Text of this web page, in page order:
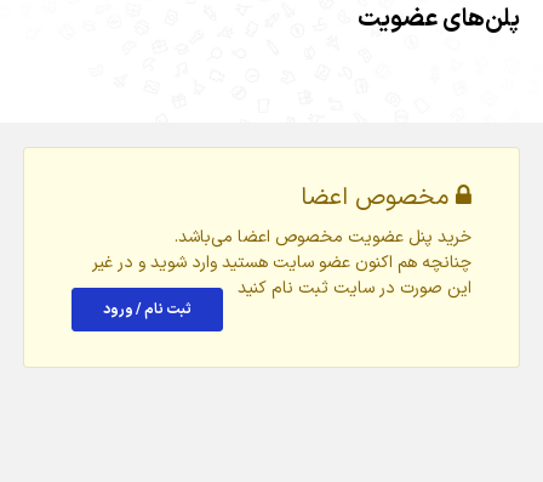
پلن‌های عضویت
مخصوص اعضا
خرید پنل عضویت مخصوص اعضا می‌باشد.
چنانچه هم‌ اکنون عضو سایت هستید وارد شوید و در غیر
این صورت در سایت ثبت نام کنید
ثبت نام / ورود